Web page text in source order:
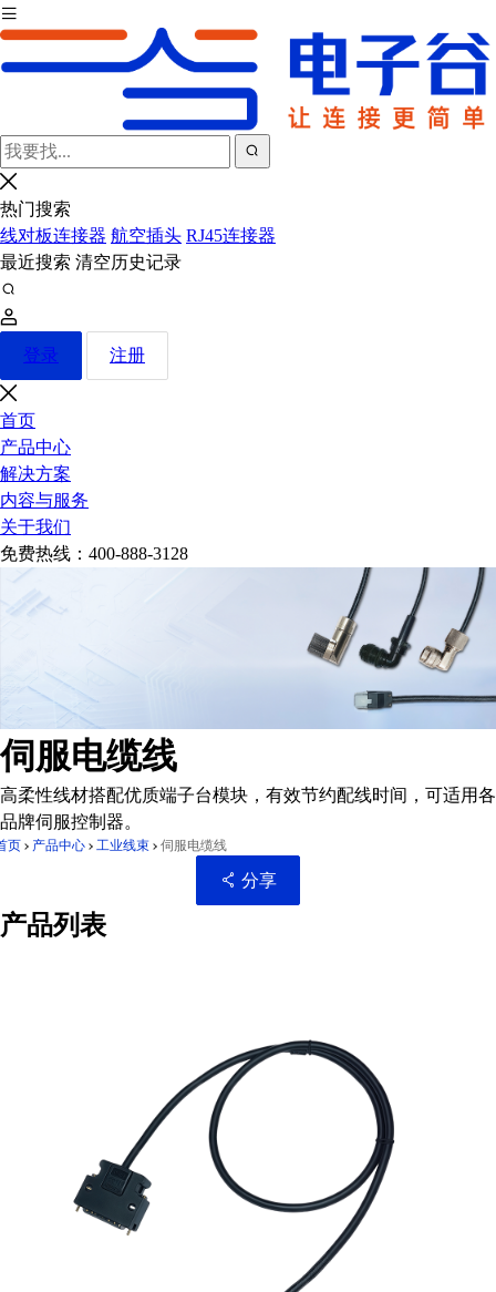
热门搜索
线对板连接器 航空插头 RJ45连接器
最近搜索 清空历史记录
登录 注册
首页
产品中心
解决方案
内容与服务
关于我们
免费热线： 400-888-3128
伺服电缆线
高柔性线材搭配优质端子台模块，有效节约配线时间，可适用各
品牌伺服控制器。
页 产品中心 工业线束 伺服电缆线
分享
产品列表